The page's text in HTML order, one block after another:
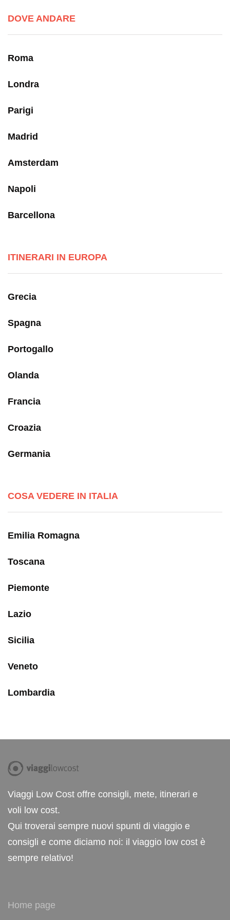
DOVE ANDARE
Roma
Londra
Parigi
Madrid
Amsterdam
Napoli
Barcellona
ITINERARI IN EUROPA
Grecia
Spagna
Portogallo
Olanda
Francia
Croazia
Germania
COSA VEDERE IN ITALIA
Emilia Romagna
Toscana
Piemonte
Lazio
Sicilia
Veneto
Lombardia
Viaggi Low Cost offre consigli, mete, itinerari e
voli low cost.
Qui troverai sempre nuovi spunti di viaggio e
consigli e come diciamo noi: il viaggio low cost è
sempre relativo!
Home page